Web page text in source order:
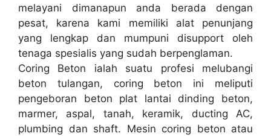
melayani dimanapun anda berada dengan
pesat, karena kami memiliki alat penunjang
yang lengkap dan mumpuni disupport oleh
tenaga spesialis yang sudah berpenglaman.
Coring Beton ialah suatu profesi melubangi
beton tulangan, coring beton ini meliputi
pengeboran beton plat lantai dinding beton,
marmer, aspal, tanah, keramik, ducting AC,
plumbing dan shaft. Mesin coring beton atau